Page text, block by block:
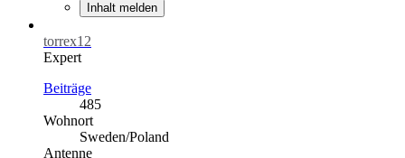
Inhalt melden
torrex12
Expert
Beiträge
485
Wohnort
Sweden/Poland
Antenne